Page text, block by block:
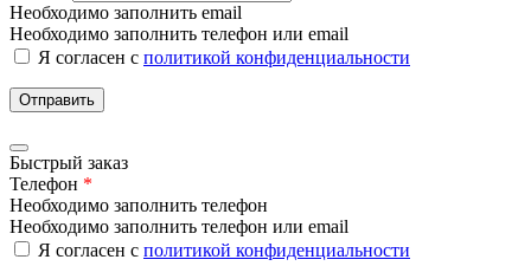
Необходимо заполнить email
Необходимо заполнить телефон или email
Я согласен с политикой конфиденциальности
Отправить
Быстрый заказ
Телефон *
Необходимо заполнить телефон
Необходимо заполнить телефон или email
Я согласен с политикой конфиденциальности